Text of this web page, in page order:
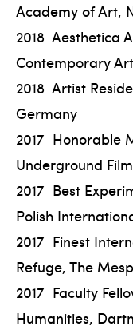
Academy of Art,
2018 Aesthetica
Contemporary
2018 Artist
Germany
2017 Honorable
Underground
2017 Best
Polish
2017 Finest
Refuge, The
2017 Faculty
Humanities,